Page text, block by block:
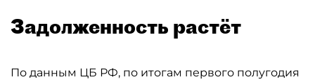
Задолженность растёт
По данным ЦБ РФ, по итогам первого полугодия